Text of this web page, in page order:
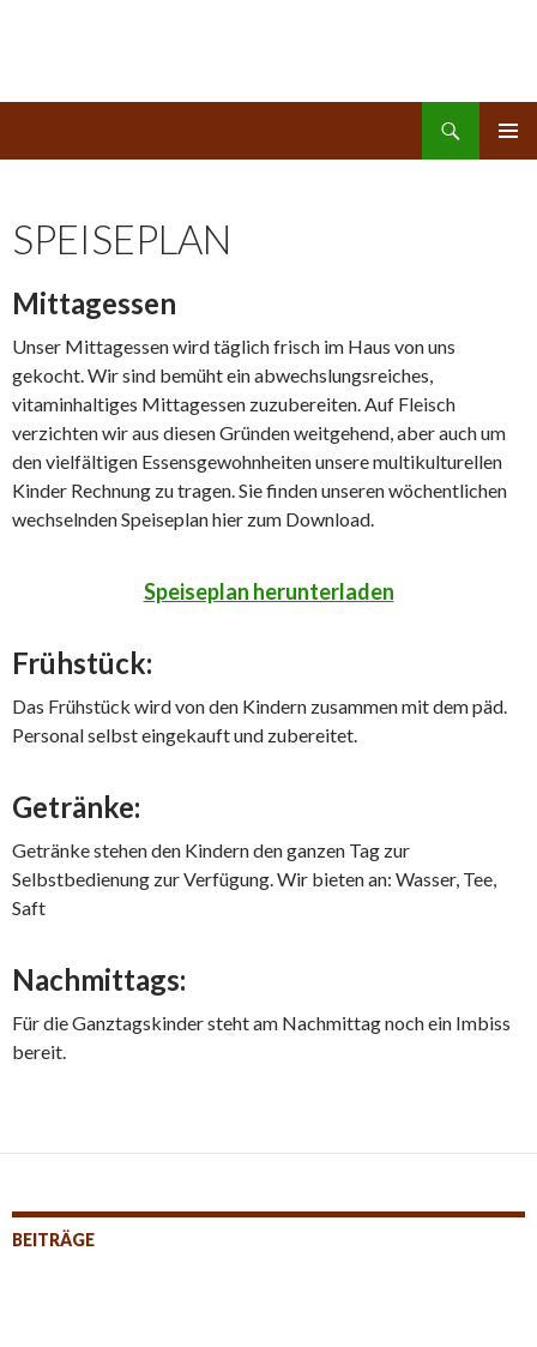
SPEISEPLAN
Mittagessen
Unser Mittagessen wird täglich frisch im Haus von uns
gekocht. Wir sind bemüht ein abwechslungsreiches,
vitaminhaltiges Mittagessen zuzubereiten. Auf Fleisch
verzichten wir aus diesen Gründen weitgehend, aber auch um
den vielfältigen Essensgewohnheiten unsere multikulturellen
Kinder Rechnung zu tragen. Sie finden unseren wöchentlichen
wechselnden Speiseplan hier zum Download.
Speiseplan herunterladen
Frühstück:
Das Frühstück wird von den Kindern zusammen mit dem päd.
Personal selbst eingekauft und zubereitet.
Getränke:
Getränke stehen den Kindern den ganzen Tag zur
Selbstbedienung zur Verfügung. Wir bieten an: Wasser, Tee,
Saft
Nachmittags:
Für die Ganztagskinder steht am Nachmittag noch ein Imbiss
bereit.
BEITRÄGE